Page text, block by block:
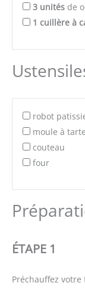
3 unités de
1 cuillère à
robot
moule à tarte
couteau
four
ÉTAPE 1
Préchauffez votre